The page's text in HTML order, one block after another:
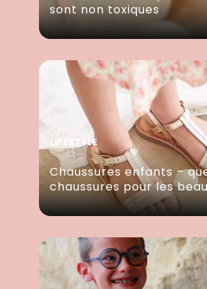
sont non toxiques
LIFESTYLE
Chaussures enfants –
chaussures pour les